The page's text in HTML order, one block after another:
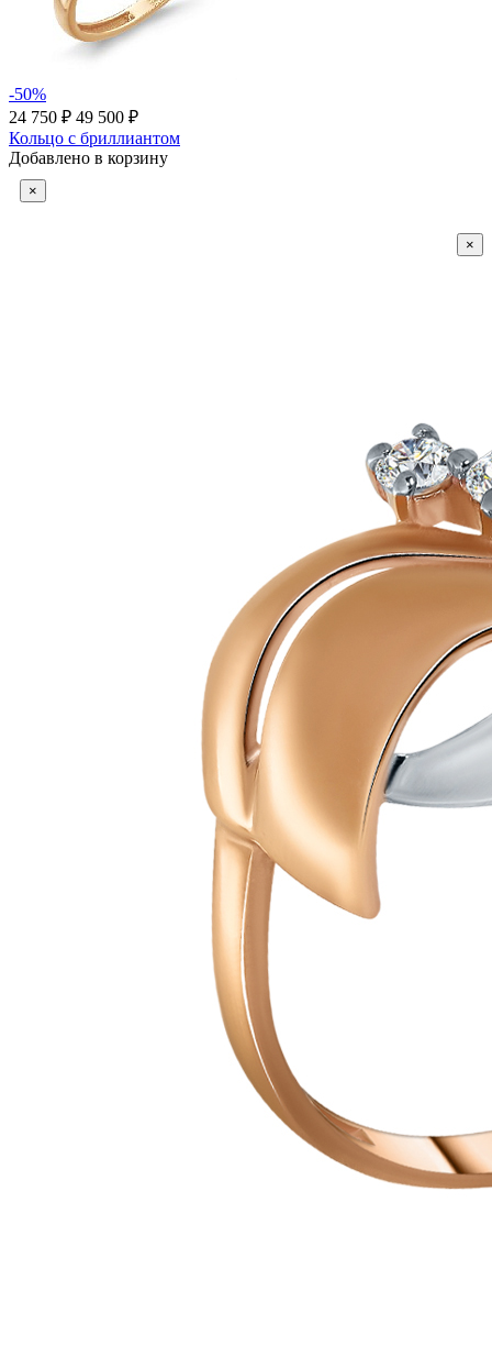
-50%
24 750 ₽ 49 500 ₽
Кольцо с бриллиантом
Добавлено в корзину
×
×